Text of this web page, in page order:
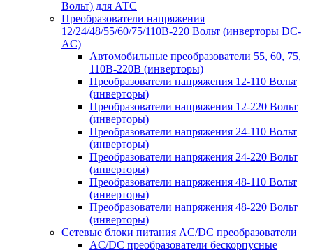
Вольт) для АТС
Преобразователи напряжения
12/24/48/55/60/75/110В-220 Вольт (инверторы DC-
AC)
Автомобильные преобразователи 55, 60, 75,
110В-220В (инверторы)
Преобразователи напряжения 12-110 Вольт
(инверторы)
Преобразователи напряжения 12-220 Вольт
(инверторы)
Преобразователи напряжения 24-110 Вольт
(инверторы)
Преобразователи напряжения 24-220 Вольт
(инверторы)
Преобразователи напряжения 48-110 Вольт
(инверторы)
Преобразователи напряжения 48-220 Вольт
(инверторы)
Сетевые блоки питания AC/DC преобразователи
AC/DC преобразователи бескорпусные